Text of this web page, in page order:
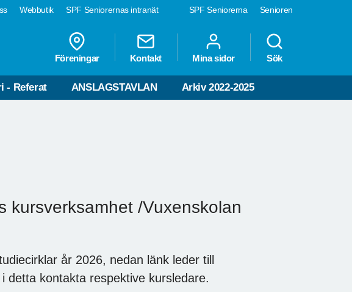
SPF Seniorerna Senioren
Webbutik SPF Seniorernas intranät
Föreningar Kontakt Mina sidor Sök
- Referat ANSLAGSTAVLAN Arkiv 2022-2025
kursverksamhet /Vuxenskolan
år 2026, nedan länk leder till
detta kontakta respektive kursledare.